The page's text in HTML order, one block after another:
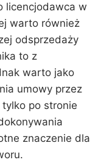
licencjodawca w
warto również
odsprzedaży
to z
warto jako
umowy przez
po stronie
znaczenie dla